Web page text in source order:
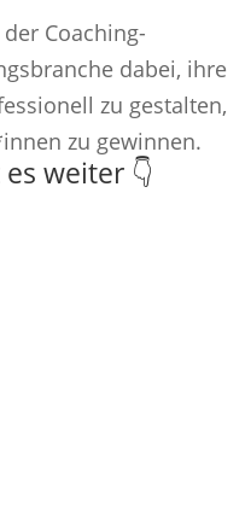
Coaching-
dabei, ihre
zu gestalten,
zu gewinnen.
weiter 👇